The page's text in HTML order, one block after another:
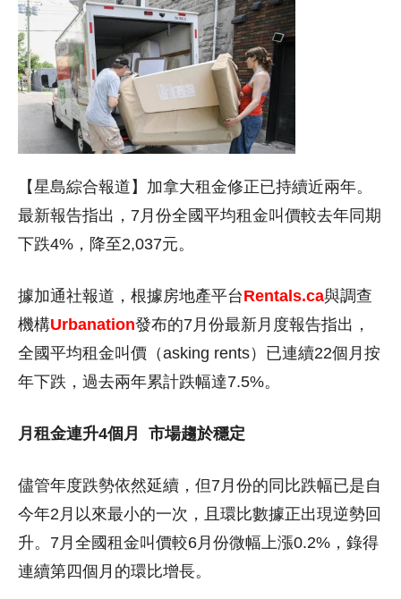
【星島綜合報道】加拿大租金修正已持續近兩年。
最新報告指出，7月份全國平均租金叫價較去年同期
下跌4%，降至2,037元。
據加通社報道，根據房地產平台Rentals.ca與調查
機構Urbanation發布的7月份最新月度報告指出，
全國平均租金叫價（asking rents）已連續22個月按
年下跌，過去兩年累計跌幅達7.5%。
月租金連升4個月 市場趨於穩定
儘管年度跌勢依然延續，但7月份的同比跌幅已是自
今年2月以來最小的一次，且環比數據正出現逆勢回
升。7月全國租金叫價較6月份微幅上漲0.2%，錄得
連續第四個月的環比增長。